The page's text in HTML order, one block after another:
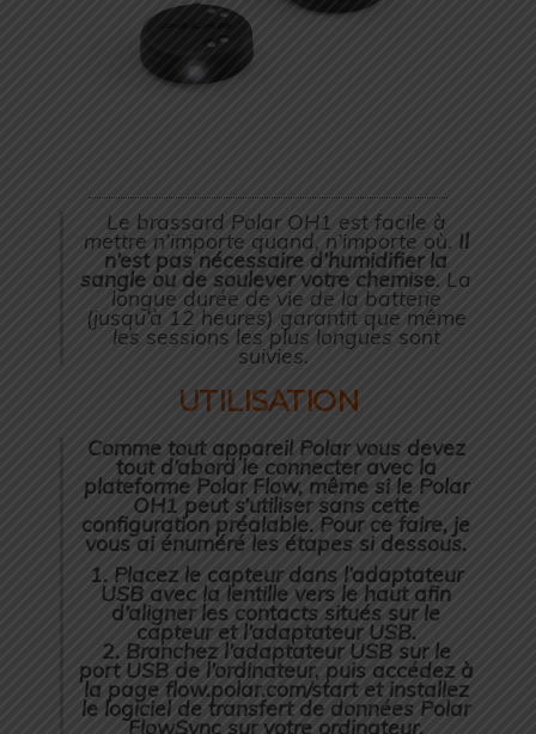
Le brassard Polar OH1 est facile à
mettre n’importe quand, n’importe où. Il
n’est pas nécessaire d’humidifier la
sangle ou de soulever votre chemise. La
longue durée de vie de la batterie
(jusqu’à 12 heures) garantit que même
les sessions les plus longues sont
suivies.
UTILISATION
Comme tout appareil Polarvous devez
tout d’abord le connecter avec la
plateforme Polar Flow, même si le Polar
OH1 peut s’utiliser sans cette
configuration préalable. Pour ce faire, je
vous ai énuméré les étapes si dessous.
1. Placez le capteur dans l’adaptateur
USB avec la lentille vers le haut afin
d’aligner les contacts situés sur le
capteur et l’adaptateur USB.
2. Branchez l’adaptateur USB sur le
port USB de l’ordinateur, puis accédez à
la page flow.polar.com/start et installez
le logiciel de transfert de données Polar
FlowSync sur votre ordinateur.